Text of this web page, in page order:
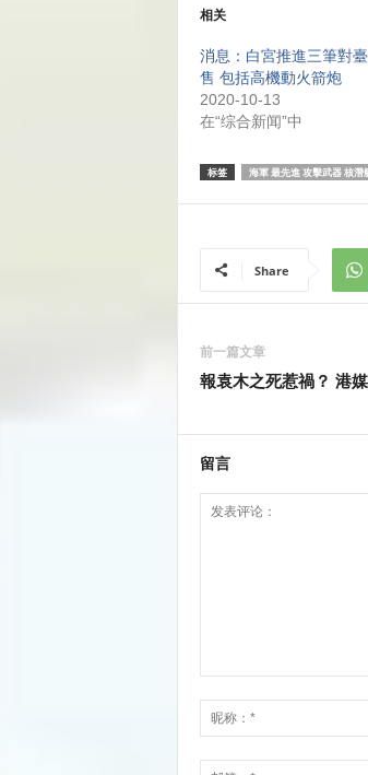
相关
消息：白宮推進三筆對
售 包括高機動火箭炮
2020-10-13
在“综合新闻”中
标签 海軍 最先進 攻擊武器 核潛
Share
前一篇文章
報袁木之死惹禍？ 港
留言